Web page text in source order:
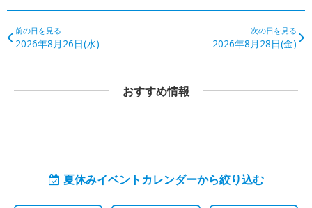
前の日を見る
2026年8月26日(水)
次の日を見る
2026年8月28日(金)
おすすめ情報
夏休みイベントカレンダーから絞り込む